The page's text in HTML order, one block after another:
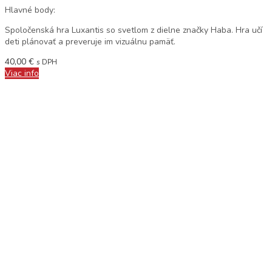
Hlavné body:
Spoločenská hra Luxantis so svetlom z dielne značky Haba. Hra učí
deti plánovať a preveruje im vizuálnu pamäť.
40,00 € s DPH
Viac info